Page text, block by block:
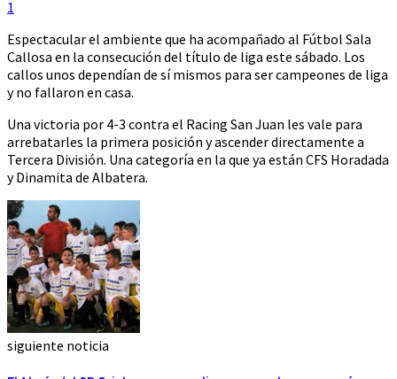
1
Espectacular el ambiente que ha acompañado al Fútbol Sala
Callosa en la consecución del título de liga este sábado. Los
callos unos dependían de sí mismos para ser campeones de liga
y no fallaron en casa.
Una victoria por 4-3 contra el Racing San Juan les vale para
arrebatarles la primera posición y ascender directamente a
Tercera División. Una categoría en la que ya están CFS Horadada
y Dinamita de Albatera.
siguiente noticia